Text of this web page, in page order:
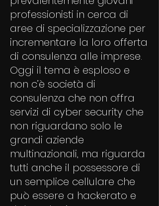
professionisti in cerca di
aree di specializzazione per
incrementare la loro offerta
di consulenza alle imprese.
Oggi il tema è esploso e
non c’è società di
consulenza che non offra
servizi di cyber security che
non riguardano solo le
grandi aziende
multinazionali, ma riguarda
tutti anche il possessore di
un semplice cellulare che
può essere a hackerato e